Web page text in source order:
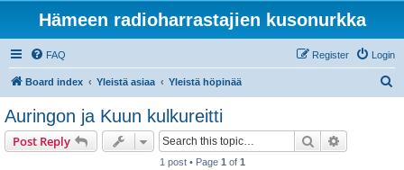
Hämeen radioharrastajien kusonurkka
FAQ Login
Register
Board index Yleistä asiaa Yleistä höpinää
Auringon ja Kuun kulkureitti
Post Reply Search
1 post • Page 1 of 1